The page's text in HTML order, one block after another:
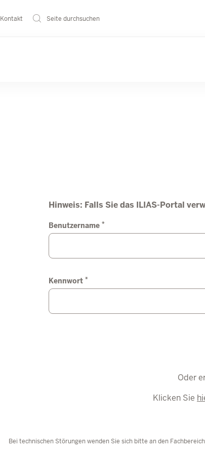
Kontakt Seite durchsuchen
Hinweis: Falls Sie das ILIAS-Portal
Benutzername *
Kennwort *
Oder
Klicken Sie
Bei technischen Störungen wenden Sie sich bitte an den